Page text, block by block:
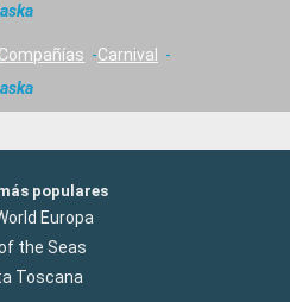
Compañías
Carnival
populares
Europa
the Seas
Toscana